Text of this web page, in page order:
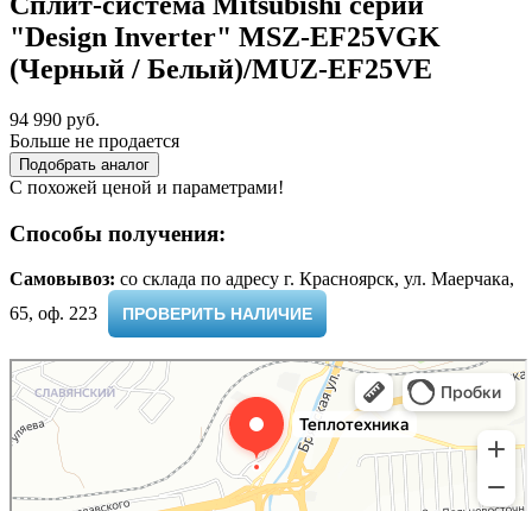
"Design Inverter" MSZ-EF25VGK
(Черный / Белый)/MUZ-EF25VE
94 990 руб.
Больше не продается
Подобрать аналог
С похожей ценой и параметрами!
Способы получения:
Самовывоз: cо склада по адресу г. Красноярск, ул. Маерчака,
65, оф. 223 ​
ПРОВЕРИТЬ НАЛИЧИЕ